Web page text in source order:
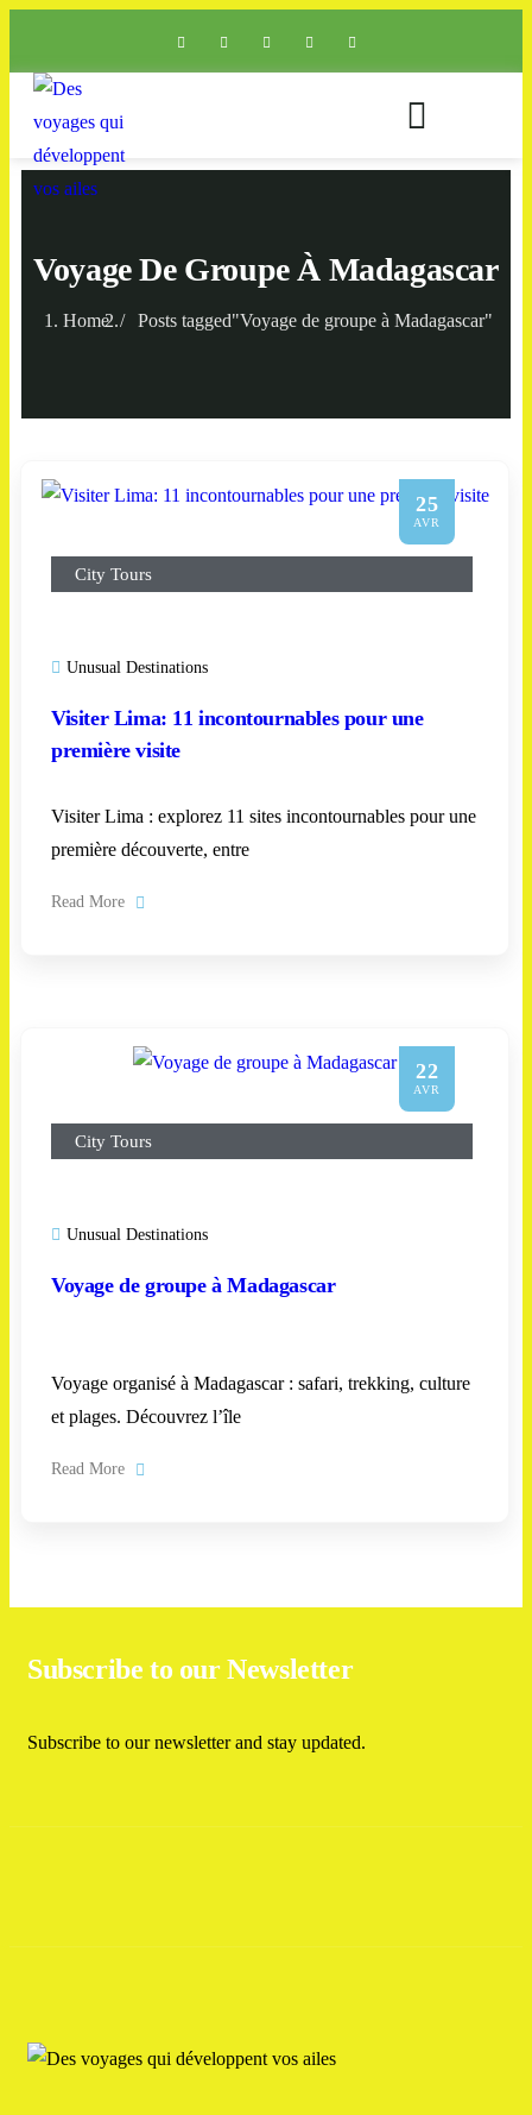
Voyage De Groupe À Madagascar
Home Posts tagged"Voyage de groupe à Madagascar"
25
AVR
City Tours
Unusual Destinations
Visiter Lima: 11 incontournables pour une
première visite
Visiter Lima : explorez 11 sites incontournables pour une
première découverte, entre
Read More
22
AVR
City Tours
Unusual Destinations
Voyage de groupe à Madagascar
Voyage organisé à Madagascar : safari, trekking, culture
et plages. Découvrez l’île
Read More
Subscribe to our Newsletter
Subscribe to our newsletter and stay updated.